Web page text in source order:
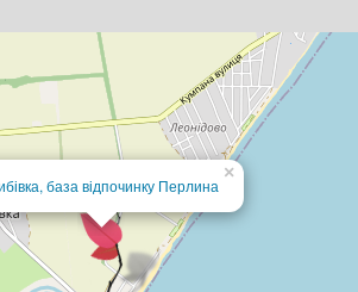
база відпочинку Перлина
×